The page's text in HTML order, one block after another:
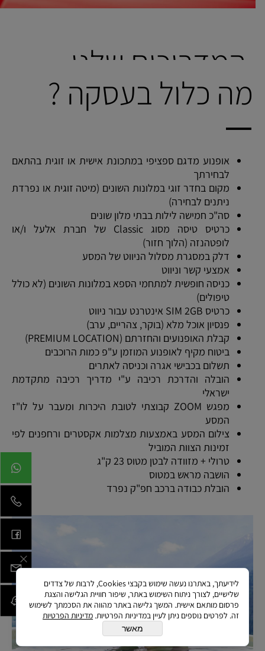
המדריכים שלנו...
באירוע מורכב המשלב בתוכו אופנועים עוצמתיים בכבישי נהיגה
נהיגה שונים בין המשתתפים במסע.
מתקדמת בעלי ניסיון רב בהובלת קבוצות רכובות במתארים
שונים ספורטיביים ו/או ממשלתיים.
חשוב לציין כי MOTORACE ISRAEL אינה חברת טיולים ומדריכי
המסעות אינם מדריכי טיולים.
אופי הפעילות ומטרת מובילי המסעות היא ליווי והדרכה של
משתתפי המסעות, שיפור יכולות הנהיגה והפיכת המסע לחוויה
מוטורית אמיתית שאין שני לה.
במסגרת המסע יקבלו המשתתפים (המעוניינים בכך) הדרכות
נהיגה מתקדמות במקטעי הנהיגה השונים. גם הנהגים הוותיקים
ביותר עם ניסיון מקצועי רב מסיימים את המסע בתחושה שלמדו
דבר או שניים על תגובות הרכב, על תפיסת המרחב ויחסי הכוחות
המופעלים על הרכב. כל אלו מובילים אותך בקצה לנהיגה
לאיכותית יותר, מהירה יותר וחשוב מכל, בטוחה יותר!
מה כלול בעסקה ?
אופנוע מדגם ספציפי במתכונת אישית או זוגית בהתאם
לבחירתך
מקום בחדר זוגי במלונות השונים (מיטה זוגית או נפרדת
ניתנים לבחירה)
סה"כ חמישה לילות בבתי מלון שונים
כרטיס טיסה מסוג Classic של חברת אלעל ו/או
לופטהנזה (הלוך חזור)
דלק במסגרת מסלול הניווט של המסע
אמצעי קשר וניווט
כניסה חופשית למתחמי הספא במלונות השונים (לא כולל
טיפולים)
כרטיס SIM 2GB אינטרנט עבור ניווט
פנסיון אוכל מלא (בוקר, צהריים, ערב)
קבלת האופנועים והחזרתם (PREMIUM LOCATION)
ביטוח מקיף לאופנוע המוזמן ע"פ כמות הרוכבים
תשלום בכבישי אגרה וכניסה לאתרים
הובלה והדרכת רכיבה ע"י מדריך רכיבה מתקדמת
ישראלי
מפגש ZOOM קבוצתי לטובת היכרות ומעבר על לו"ז
המסע
צילום המסע באמצעות מצלמות אקסטרים ורחפנים לפי
זמינות הצוות המוביל
טרולי + מזוודה לבטן מטוס 23 ק"ג
הושבה מראש במטוס
הובלת כבודה ברכב חפ"ק נפרד
לידיעתך, באתרנו נעשה שימוש בקבצי Cookies, לרבות של צדדים
שלישיים, לצורך ניתוח השימוש באתר, שיפור חוויית הגלישה והצגת
פרסום מותאם אישית. המשך גלישה באתר מהווה את הסכמתך לשימוש
זה. לפרטים נוספים ניתן לעיין במדיניות הפרטיות. מדיניות הפרטיות
מאשר